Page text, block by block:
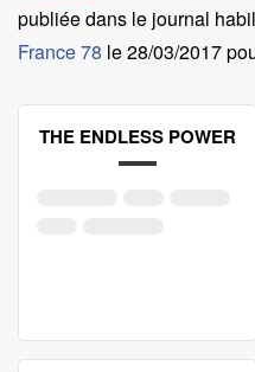
publiée dans le journal
France 78 le28/03/2017
THE ENDLESS POWER